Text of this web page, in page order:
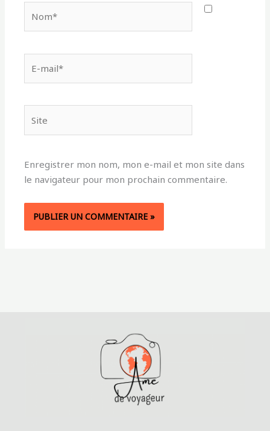
mail*
Enregistrer mon nom, mon e-mail et mon site dans
le navigateur pour mon prochain commentaire.